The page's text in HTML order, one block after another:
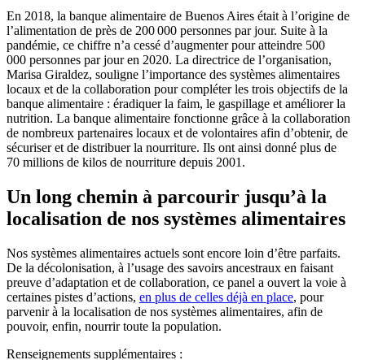
En 2018, la banque alimentaire de Buenos Aires était à l’origine de
l’alimentation de près de 200 000 personnes par jour. Suite à la
pandémie, ce chiffre n’a cessé d’augmenter pour atteindre 500
000 personnes par jour en 2020. La directrice de l’organisation,
Marisa Giraldez, souligne l’importance des systèmes alimentaires
locaux et de la collaboration pour compléter les trois objectifs de la
banque alimentaire : éradiquer la faim, le gaspillage et améliorer la
nutrition. La banque alimentaire fonctionne grâce à la collaboration
de nombreux partenaires locaux et de volontaires afin d’obtenir, de
sécuriser et de distribuer la nourriture. Ils ont ainsi donné plus de
70 millions de kilos de nourriture depuis 2001.
Un long chemin à parcourir jusqu’à la
localisation de nos systèmes alimentaires
Nos systèmes alimentaires actuels sont encore loin d’être parfaits.
De la décolonisation, à l’usage des savoirs ancestraux en faisant
preuve d’adaptation et de collaboration, ce panel a ouvert la voie à
certaines pistes d’actions, en plus de celles déjà en place, pour
parvenir à la localisation de nos systèmes alimentaires, afin de
pouvoir, enfin, nourrir toute la population.
Renseignements supplémentaires :